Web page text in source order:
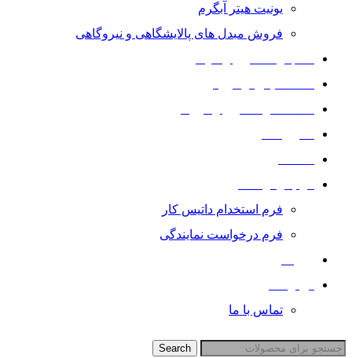
یونیت هیتر آبگرم
فروش مبدل های پالایشگاهی و نیروگاهی
فرم استخدام داتیس کار
فرم درخواست نمایندگی
تماس با ما
Search